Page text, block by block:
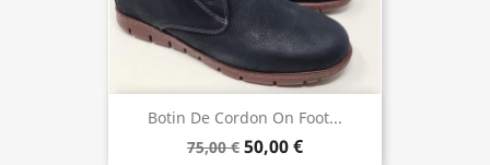
Botin De Cordon On Foot...
75,00 € 50,00 €